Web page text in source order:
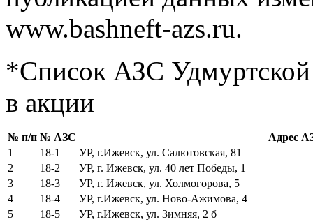
www.bashneft-azs.ru.
*Список АЗС
в акции
№ п/п № АЗС
Адрес
1
18-1
УР, г.Ижевск, ул. Салютовская, 81
2
18-2
УР, г. Ижевск, ул. 40 лет Победы, 1
3
18-3
УР, г. Ижевск, ул. Холмогорова, 5
4
18-4
УР, г.Ижевск, ул. Ново-Ажимова, 4
5
18-5
УР, г.Ижевск, ул. Зимняя, 2 б